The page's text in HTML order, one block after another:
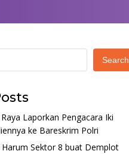
Search
Laporkan Pengacara Iki
ke Bareskrim Polri
Sektor 8 buat Demplot